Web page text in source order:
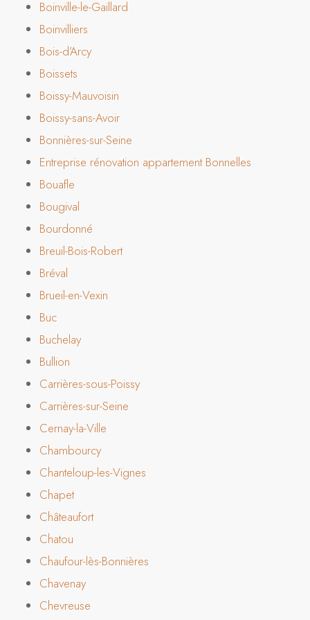
Boinville-le-Gaillard
Boinvilliers
Bois-d’Arcy
Boissets
Boissy-Mauvoisin
Boissy-sans-Avoir
Bonnières-sur-Seine
Entreprise rénovation appartement Bonnelles
Bouafle
Bougival
Bourdonné
Breuil-Bois-Robert
Bréval
Brueil-en-Vexin
Buc
Buchelay
Bullion
Carrières-sous-Poissy
Carrières-sur-Seine
Cernay-la-Ville
Chambourcy
Chanteloup-les-Vignes
Chapet
Châteaufort
Chatou
Chaufour-lès-Bonnières
Chavenay
Chevreuse